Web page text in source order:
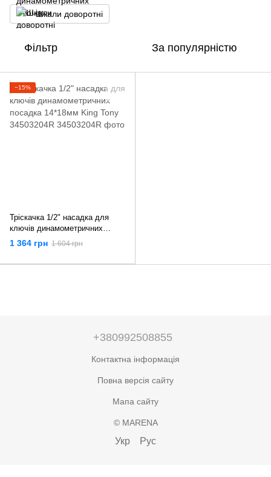
Шкали доворотні
Фільтр За популярністю
−15%
Тріскачка 1/2" насадка для
ключів динамометричних
посадка 14*18мм King Tony
34503204R
1 364 грн 1 604 грн
+380992508855
Контактна інформація
Повна версія сайту
Мапа сайту
© MARENA
Укр Рус